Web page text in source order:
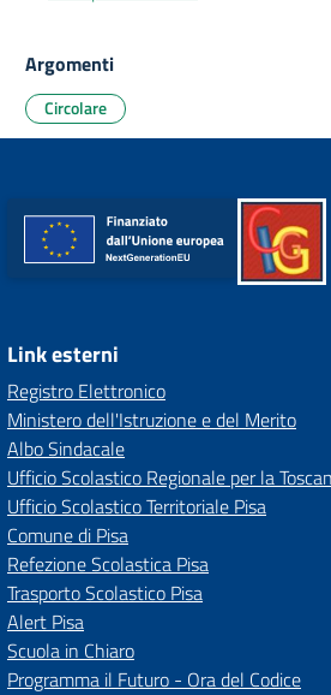
Argomenti
Circolare
Link esterni
Registro Elettronico
Ministero dell'Istruzione e del Merito
Albo Sindacale
Ufficio Scolastico Regionale per la
Ufficio Scolastico Territoriale Pisa
Comune di Pisa
Refezione Scolastica Pisa
Trasporto Scolastico Pisa
Alert Pisa
Scuola in Chiaro
Programma il Futuro - Ora del Codice